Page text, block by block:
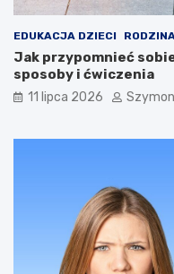
EDUKACJA DZIECI
Jak przypomnieć
sposoby i ćwiczenia
11 lipca 2026